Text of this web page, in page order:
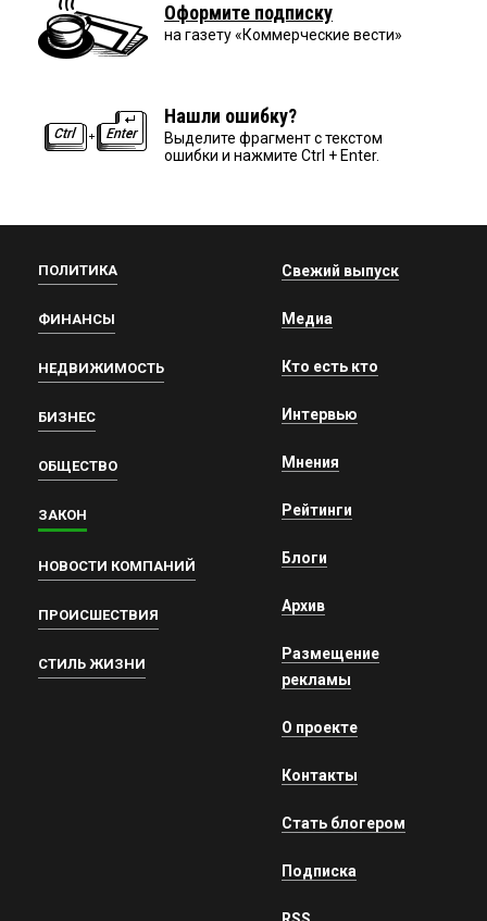
Оформите подписку
на газету «Коммерческие вести»
Нашли ошибку?
Выделите фрагмент с текстом
ошибки и нажмите Ctrl + Enter.
ПОЛИТИКА
ФИНАНСЫ
НЕДВИЖИМОСТЬ
БИЗНЕС
ОБЩЕСТВО
ЗАКОН
НОВОСТИ КОМПАНИЙ
ПРОИСШЕСТВИЯ
СТИЛЬ ЖИЗНИ
Свежий выпуск
Медиа
Кто есть кто
Интервью
Мнения
Рейтинги
Блоги
Архив
Размещение
рекламы
О проекте
Контакты
Стать блогером
Подписка